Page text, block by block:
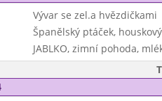
Vývar se zel.a hvězdičkami
Španělský ptáček,
JABLKO, zimní pohoda,